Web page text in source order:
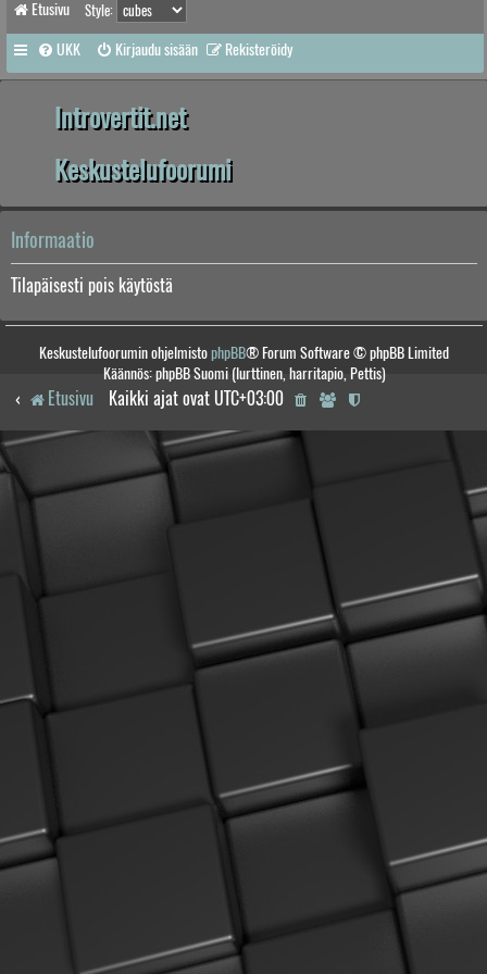
Etusivu Style:
UKK Kirjaudu sisään Rekisteröidy
Introvertit.net
Keskustelufoorumi
Informaatio
Tilapäisesti pois käytöstä
Keskustelufoorumin ohjelmistophpBB® Forum Software © phpBB Limited
Käännös: phpBB Suomi (lurttinen, harritapio, Pettis)
Etusivu Kaikki ajat ovat UTC+03:00